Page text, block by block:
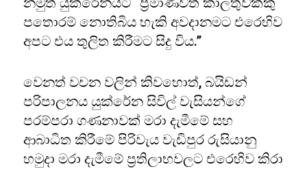
පතොරම් නොතිබිය හැකි අවදානමට එරෙහිව
අපට එය තුලිත කිරීමට සිදු විය.”
වෙනත් වචන වලින් කිවහොත්, බයිඩන්
පරිපාලනය යුක්රේන සිවිල් වැසියන්ගේ
පරම්පරා ගණනාවක් මරා දැමීමේ සහ
ආබාධිත කිරීමේ පිරිවැය වැඩිපුර රුසියානු
හමුදා මරා දැමීමේ ප්‍රතිලාභවලට එරෙහිව කිරා